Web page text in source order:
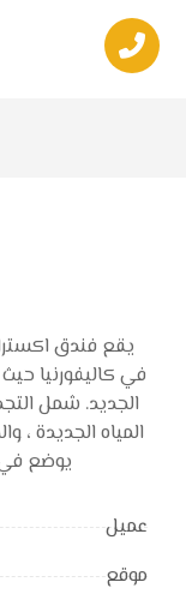
يقع فندق
الجديد. شمل
المياه الجديدة ،
يوضع
عميل
موقع